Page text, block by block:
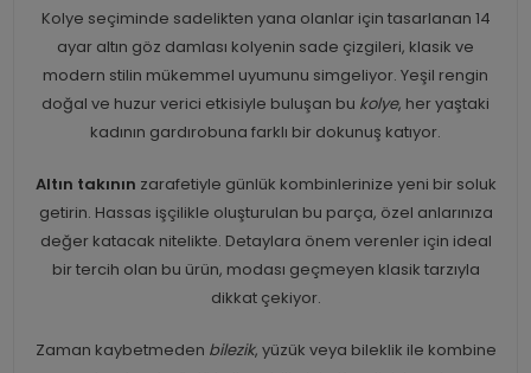
Kolye seçiminde sadelikten yana olanlar için tasarlanan 14
ayar altın göz damlası kolyenin sade çizgileri, klasik ve
modern stilin mükemmel uyumunu simgeliyor. Yeşil rengin
doğal ve huzur verici etkisiyle buluşan bu kolye, her yaştaki
kadının gardırobuna farklı bir dokunuş katıyor.
Altın takının zarafetiyle günlük kombinlerinize yeni bir soluk
getirin. Hassas işçilikle oluşturulan bu parça, özel anlarınıza
değer katacak nitelikte. Detaylara önem verenler için ideal
bir tercih olan bu ürün, modası geçmeyen klasik tarzıyla
dikkat çekiyor.
Zaman kaybetmeden bilezik, yüzük veya bileklik ile kombine